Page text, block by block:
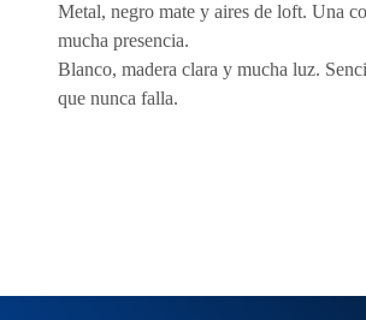
Metal, negro mate y aires de loft. Una
mucha presencia.
Blanco, madera clara y mucha luz.
que nunca falla.